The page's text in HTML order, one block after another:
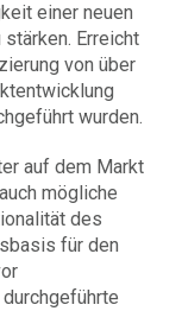
einer neuen
Erreicht
von über
wurden.
auf dem Markt
mögliche
des
für den